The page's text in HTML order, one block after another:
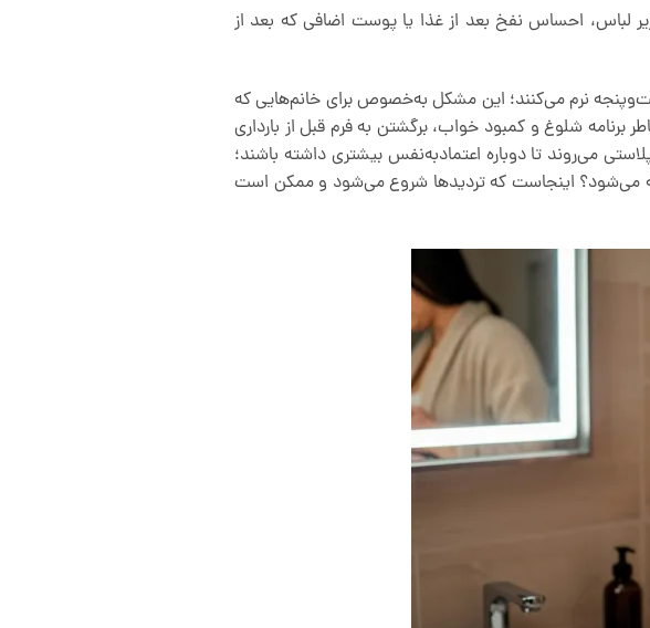
لباس، احساس نفخ بعد از غذا یا پوست اضافی که بعد از
نرم می‌کنند؛ این مشکل به‌خصوص برای خانم‌هایی که
برنامه شلوغ و کمبود خواب، برگشتن به فرم قبل از بارداری
می‌روند تا دوباره اعتمادبه‌نفس بیشتری داشته باشند؛
چه می‌شود؟ اینجاست که تردیدها شروع می‌شود و ممکن است